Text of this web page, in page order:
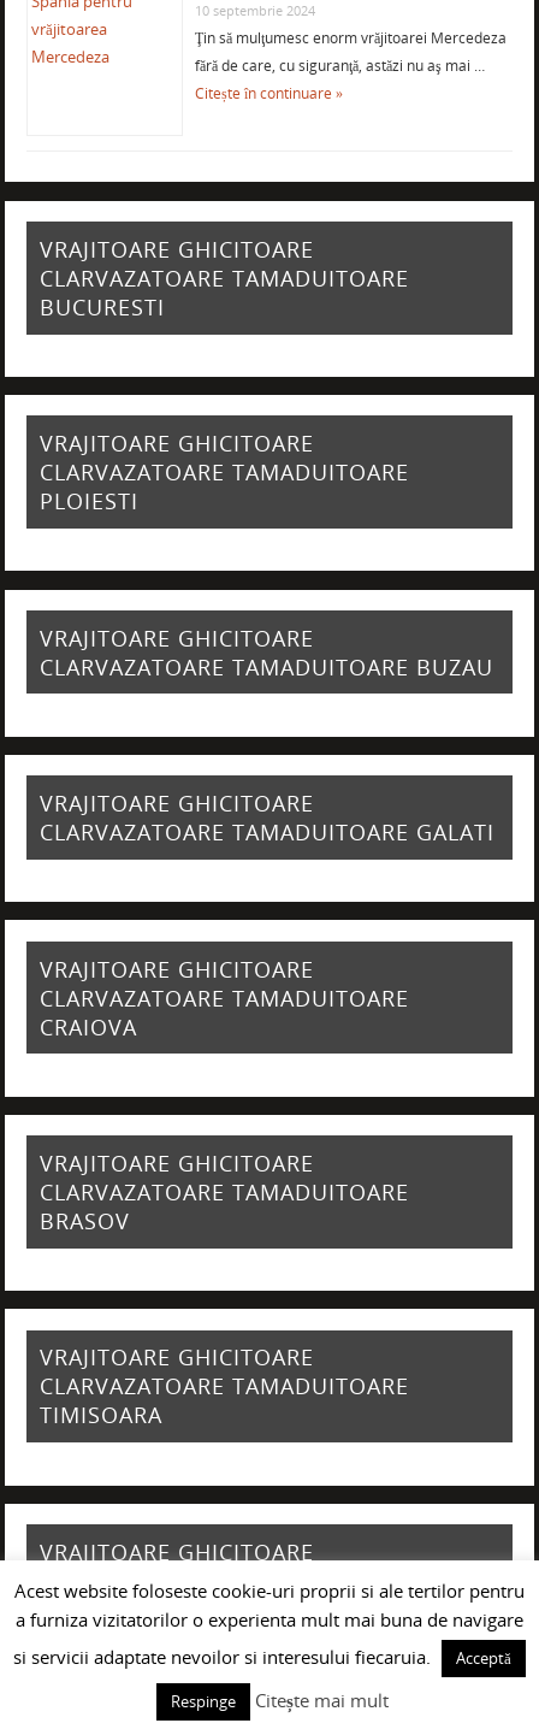
10 septembrie 2024
Ţin să mulţumesc enorm vrăjitoarei Mercedeza
fără de care, cu siguranţă, astăzi nu aş mai …
Citește în continuare »
VRAJITOARE GHICITOARE
CLARVAZATOARE TAMADUITOARE
BUCURESTI
VRAJITOARE GHICITOARE
CLARVAZATOARE TAMADUITOARE
PLOIESTI
VRAJITOARE GHICITOARE
CLARVAZATOARE TAMADUITOARE BUZAU
VRAJITOARE GHICITOARE
CLARVAZATOARE TAMADUITOARE GALATI
VRAJITOARE GHICITOARE
CLARVAZATOARE TAMADUITOARE
CRAIOVA
VRAJITOARE GHICITOARE
CLARVAZATOARE TAMADUITOARE
BRASOV
VRAJITOARE GHICITOARE
CLARVAZATOARE TAMADUITOARE
TIMISOARA
VRAJITOARE GHICITOARE
CLARVAZATOARE TAMADUITOARE IASI
VRAJITOARE GHICITOARE
Acest website foloseste cookie-uri proprii si ale tertilor pentru
a furniza vizitatorilor o experienta mult mai buna de navigare
si servicii adaptate nevoilor si interesului fiecaruia.
Acceptă
Respinge
Citește mai mult